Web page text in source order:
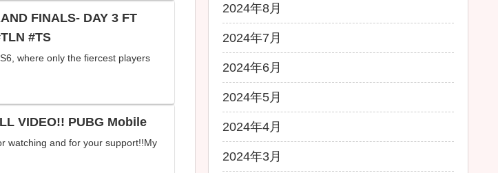
FINALS- DAY 3 FT
#TS
where only the fiercest players
VIDEO!! PUBG Mobile
watching and for your support!!My
2024年8月
2024年7月
2024年6月
2024年5月
2024年4月
2024年3月